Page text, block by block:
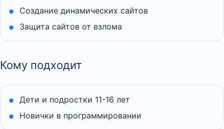
Создание динамических сайтов
Защита сайтов от взлома
Кому подходит
Дети и подростки 11-16 лет
Новички в программировании